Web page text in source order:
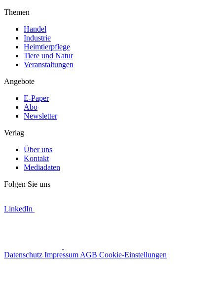
Themen
Handel
Industrie
Heimtierpflege
Tiere und Natur
Veranstaltungen
Angebote
E-Paper
Abo
Newsletter
Verlag
Über uns
Kontakt
Mediadaten
Folgen Sie uns
LinkedIn
Datenschutz Impressum AGB Cookie-Einstellungen